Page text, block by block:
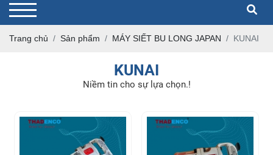
Trang chủ Sản phẩm MÁY SIẾT BU LONG JAPAN KUNAI
KUNAI
Niềm tin cho sự lựa chọn.!